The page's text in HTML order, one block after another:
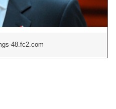
48.fc2.com